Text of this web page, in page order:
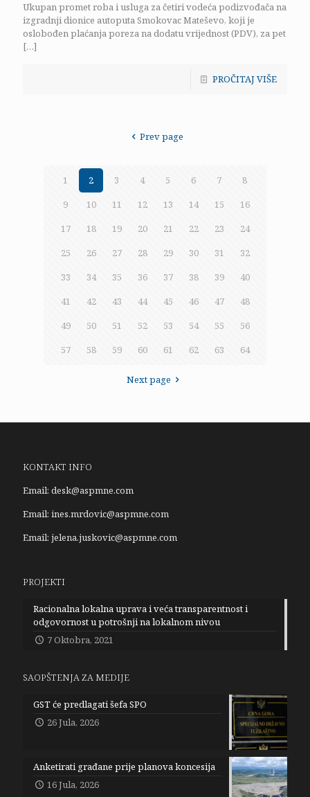
Ukupan promet roba i usluga za četiri vodeća podizvođača na
izgradnji dionice autoputa Smokovac Mateševo, koji je
oslobođen plaćanja poreza na dodatu vrijednost (PDV), za pet
[…]
PROČITAJ VIŠE
Prev page
1 2 3 4 5 6 7
8
9
10 11 12 13 14 15
16
17
18 19 20 21 22 23
24
25
26 27 28 29 30 31
32
33
34 35 36 37 38 39
40
41
42 43 44 45 46 47
48
49
50 51 52 53 54 55
56
57
58 59 60 61 62 63 64
Next page
KONTAKT INFO
Email: desk@aspmne.com
Email: ines.mrdovic@aspmne.com
Email: jelena.juskovic@aspmne.com
PROJEKTI
Racionalna lokalna uprava i veća transparentnost i
odgovornost u potrošnji na lokalnom nivou
7 Oktobra, 2021
SAOPŠTENJA ZA MEDIJE
GST će predlagati šefa SPO
26 Jula, 2026
Anketirati građane prije planova koncesija
16 Jula, 2026